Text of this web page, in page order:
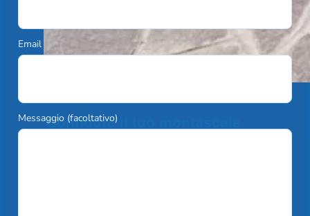
Configura il tuo montascale
Email
Messaggio (facoltativo)